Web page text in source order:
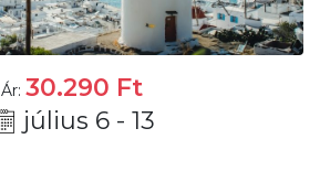
Ár: 30.290 Ft
július 6 - 13